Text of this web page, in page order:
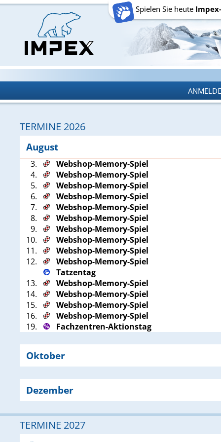
Spielen Sie heute
TERMINE 2026
August
3.
Webshop-Memory-Spiel
4.
Webshop-Memory-Spiel
5.
Webshop-Memory-Spiel
6.
Webshop-Memory-Spiel
7.
Webshop-Memory-Spiel
8.
Webshop-Memory-Spiel
9.
Webshop-Memory-Spiel
10.
Webshop-Memory-Spiel
11.
Webshop-Memory-Spiel
12.
Webshop-Memory-Spiel
Tatzentag
13.
Webshop-Memory-Spiel
14.
Webshop-Memory-Spiel
15.
Webshop-Memory-Spiel
16.
Webshop-Memory-Spiel
19.
Fachzentren-Aktionstag
Oktober
Dezember
TERMINE 2027